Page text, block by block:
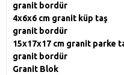
granit bordür
4x6x6 cm granit
granit bordür
15x17x17 cm granit
granit bordür
Granit Blok